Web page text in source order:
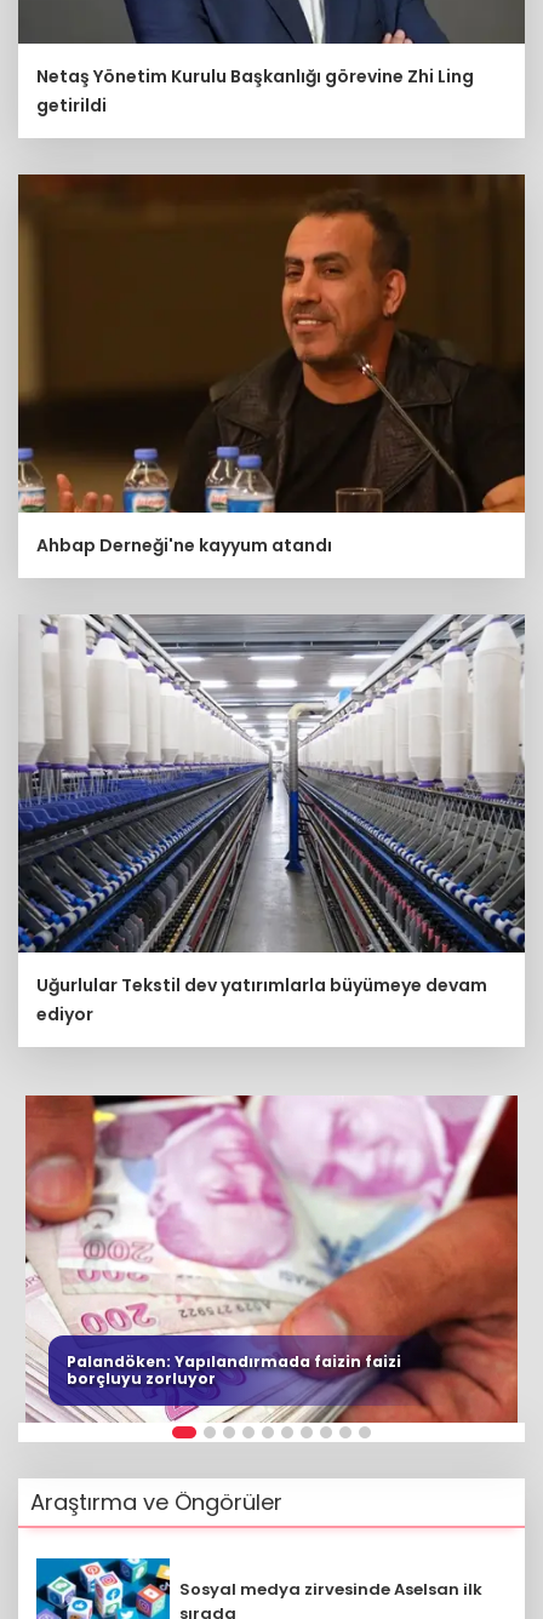
Netaş Yönetim Kurulu Başkanlığı görevine Zhi Ling
getirildi
Ahbap Derneği'ne kayyum atandı
Uğurlular Tekstil dev yatırımlarla büyümeye devam
ediyor
Palandöken: Yapılandırmada faizin faizi
borçluyu zorluyor
Araştırma ve Öngörüler
Sosyal medya zirvesinde Aselsan ilk
sırada